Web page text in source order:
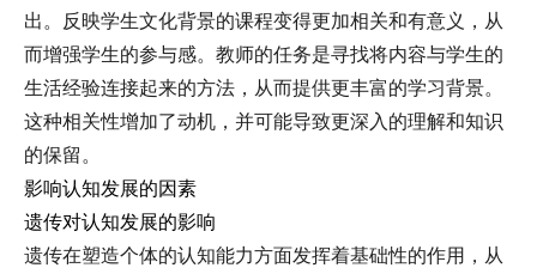
出。反映学生文化背景的课程变得更加相关和有意义，从
而增强学生的参与感。教师的任务是寻找将内容与学生的
生活经验连接起来的方法，从而提供更丰富的学习背景。
这种相关性增加了动机，并可能导致更深入的理解和知识
的保留。
影响认知发展的因素
遗传对认知发展的影响
遗传在塑造个体的认知能力方面发挥着基础性的作用，从